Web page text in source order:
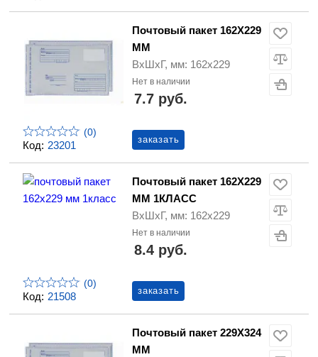
Код: 23201
(0)
Почтовый пакет 162Х229
ММ
ВхШхГ, мм: 162х229
Нет в наличии
7.7 руб.
заказать
Код: 21508
(0)
Почтовый пакет 162Х229
ММ 1КЛАСС
ВхШхГ, мм: 162х229
Нет в наличии
8.4 руб.
заказать
Почтовый пакет 229Х324
ММ